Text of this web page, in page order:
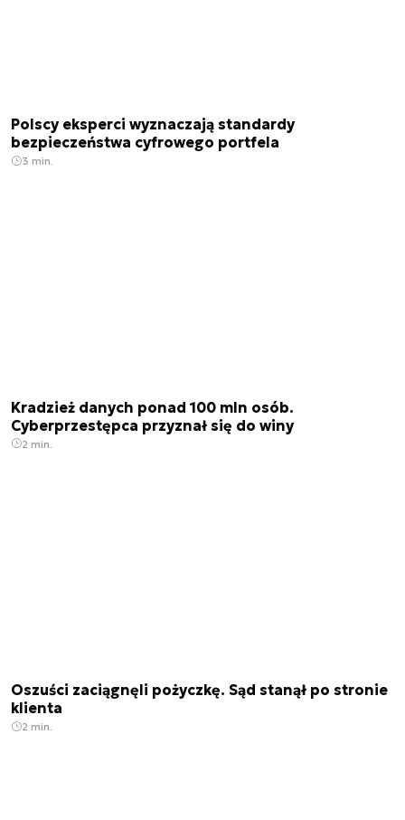
Polscy eksperci wyznaczają standardy
bezpieczeństwa cyfrowego portfela
3 min.
Kradzież danych ponad 100 mln osób.
Cyberprzestępca przyznał się do winy
2 min.
Oszuści zaciągnęli pożyczkę. Sąd stanął po stronie
klienta
2 min.